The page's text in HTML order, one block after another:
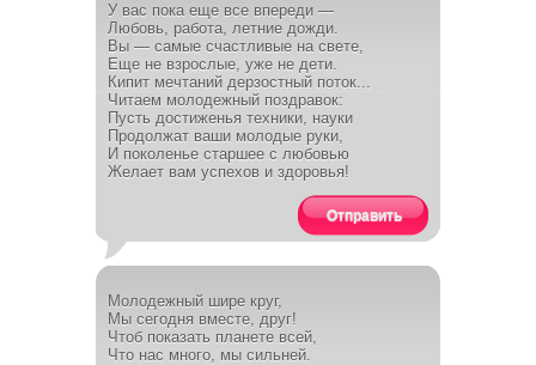
У вас пока еще все впереди —
Любовь, работа, летние дожди.
Вы — самые счастливые на свете,
Еще не взрослые, уже не дети.
Кипит мечтаний дерзостный поток...
Читаем молодежный поздравок:
Пусть достиженья техники, науки
Продолжат ваши молодые руки,
И поколенье старшее с любовью
Желает вам успехов и здоровья!
Отправить
Молодежный шире круг,
Мы сегодня вместе, друг!
Чтоб показать планете всей,
Что нас много, мы сильней.